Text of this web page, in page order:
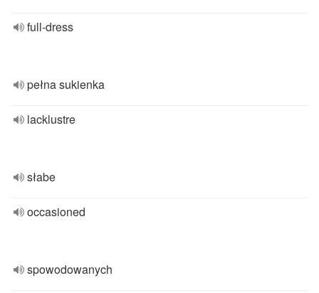
full-dress
pełna sukienka
lacklustre
słabe
occasioned
spowodowanych